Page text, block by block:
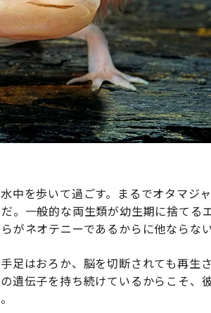
中を歩いて過ごす。まるでオタマジ
。一般的な両生類が幼生期に捨てる
がネオテニーであるからに他ならない
足はおろか、脳を切断されても再生
遺伝子を持ち続けているからこそ、